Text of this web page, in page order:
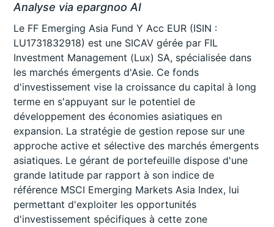
Analyse via epargnoo AI
Le FF Emerging Asia Fund Y Acc EUR (ISIN :
LU1731832918) est une SICAV gérée par FIL
Investment Management (Lux) SA, spécialisée dans
les marchés émergents d'Asie. Ce fonds
d'investissement vise la croissance du capital à long
terme en s'appuyant sur le potentiel de
développement des économies asiatiques en
expansion. La stratégie de gestion repose sur une
approche active et sélective des marchés émergents
asiatiques. Le gérant de portefeuille dispose d'une
grande latitude par rapport à son indice de
référence MSCI Emerging Markets Asia Index, lui
permettant d'exploiter les opportunités
d'investissement spécifiques à cette zone